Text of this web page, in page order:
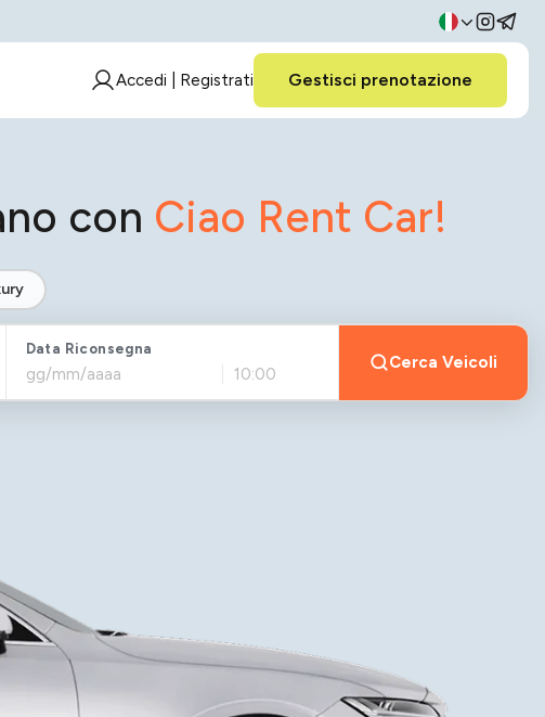
Accedi | Registrati Gestisci prenotazione
con Ciao Rent Car!
Data Riconsegna
Cerca Veicoli